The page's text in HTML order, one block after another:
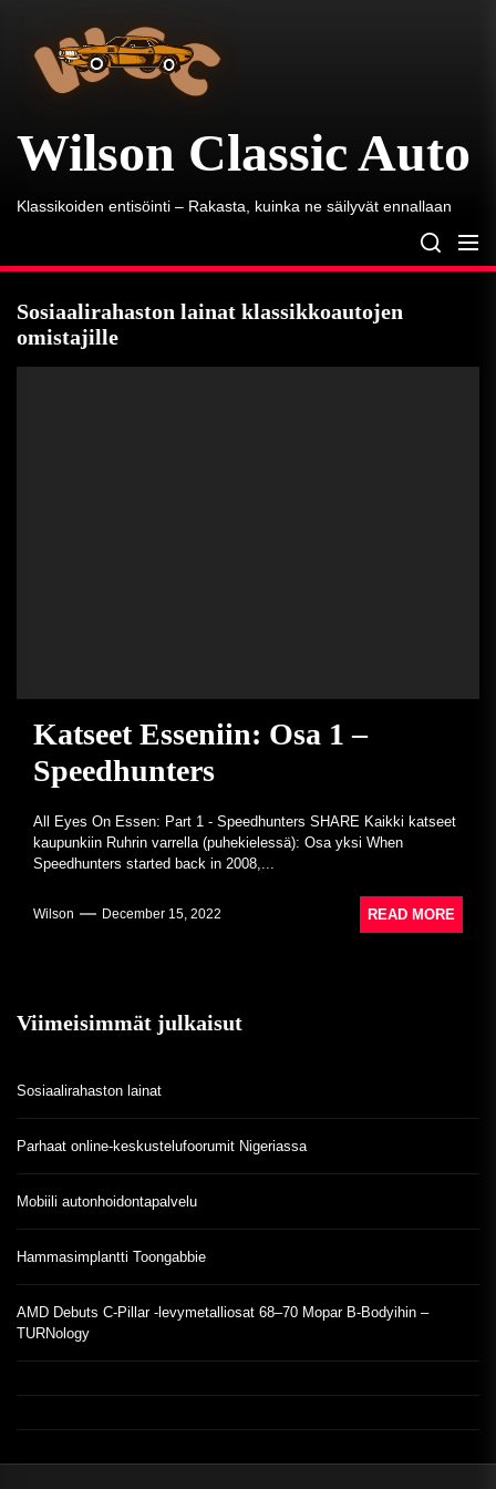
content
Wilson Classic Auto
Klassikoiden entisöinti – Rakasta, kuinka ne säilyvät ennallaan
Sosiaalirahaston lainat klassikkoautojen
omistajille
Katseet Esseniin: Osa 1 –
Speedhunters
All Eyes On Essen: Part 1 - Speedhunters SHARE Kaikki katseet
kaupunkiin Ruhrin varrella (puhekielessä): Osa yksi When
Speedhunters started back in 2008,...
Wilson December 15, 2022 READ MORE
Viimeisimmät julkaisut
Sosiaalirahaston lainat
Parhaat online-keskustelufoorumit Nigeriassa
Mobiili autonhoidontapalvelu
Hammasimplantti Toongabbie
AMD Debuts C-Pillar -levymetalliosat 68–70 Mopar B-Bodyihin –
TURNology